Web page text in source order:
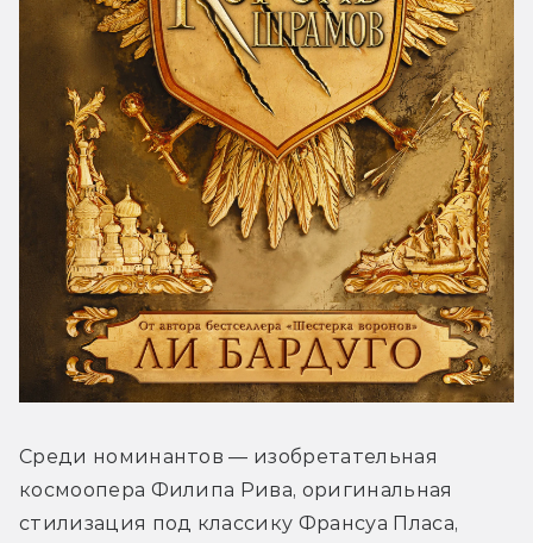
Среди номинантов — изобретательная
космоопера Филипа Рива, оригинальная
стилизация под классику Франсуа Пласа,